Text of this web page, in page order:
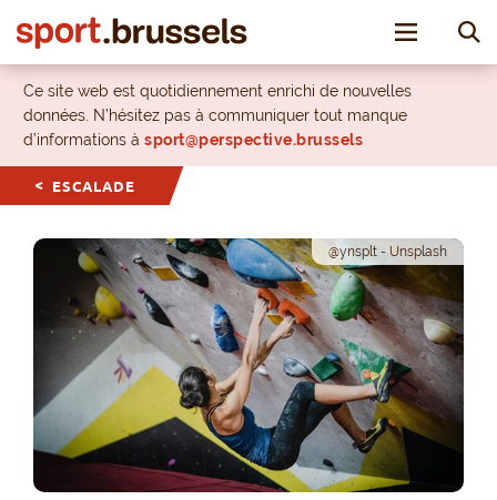
Toggle
Ce site web est quotidiennement enrichi de nouvelles
données. N’hésitez pas à communiquer tout manque
d’informations à sport@perspective.brussels
ESCALADE
@ynsplt - Unsplash